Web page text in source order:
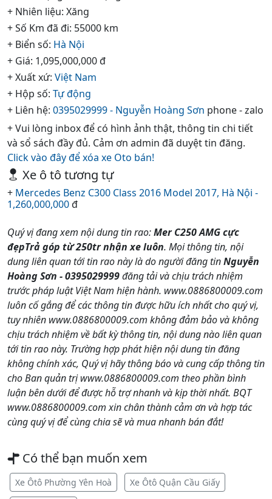
+ Nhiên liệu: Xăng
+ Số Km đã đi: 55000 km
+ Biển số: Hà Nội
+ Giá: 1,095,000,000 đ
+ Xuất xứ: Việt Nam
+ Hộp số: Tự động
+ Liên hệ: 0395029999 - Nguyễn Hoàng Sơn phone - zalo
+ Vui lòng inbox để có hình ảnh thật, thông tin chi tiết
và sổ sách đầy đủ. Cảm ơn admin đã duyệt tin đăng.
Click vào đây để xóa xe Oto bán!
Xe ô tô tương tự
+ Mercedes Benz C300 Class 2016 Model 2017, Hà Nội -
1,260,000,000đ
Quý vị đang xem nội dung tin rao:Mer C250 AMG cực
đẹpTrả góp từ 250tr nhận xe luôn. Mọi thông tin, nội
dung liên quan tới tin rao này là do người đăng tinNguyễn
Hoàng Sơn - 0395029999đăng tải và chịu trách nhiệm
trước pháp luật Việt Nam hiện hành. www.0886800009.com
luôn cố gắng để các thông tin được hữu ích nhất cho quý vị,
tuy nhiên www.0886800009.com không đảm bảo và không
chịu trách nhiệm về bất kỳ thông tin, nội dung nào liên quan
tới tin rao này. Trường hợp phát hiện nội dung tin đăng
không chính xác, Quý vị hãy thông báo và cung cấp thông tin
cho Ban quản trị www.0886800009.com theo phần bình
luận bên dưới để được hỗ trợ nhanh và kịp thời nhất. BQT
www.0886800009.com xin chân thành cảm ơn và hợp tác
cùng quý vị để cùng chia sẽ và mua nhanh bán đắt!
Có thể bạn muốn xem
Xe Ôtô Phường Yên Hoà Xe Ôtô Quận Cầu Giấy